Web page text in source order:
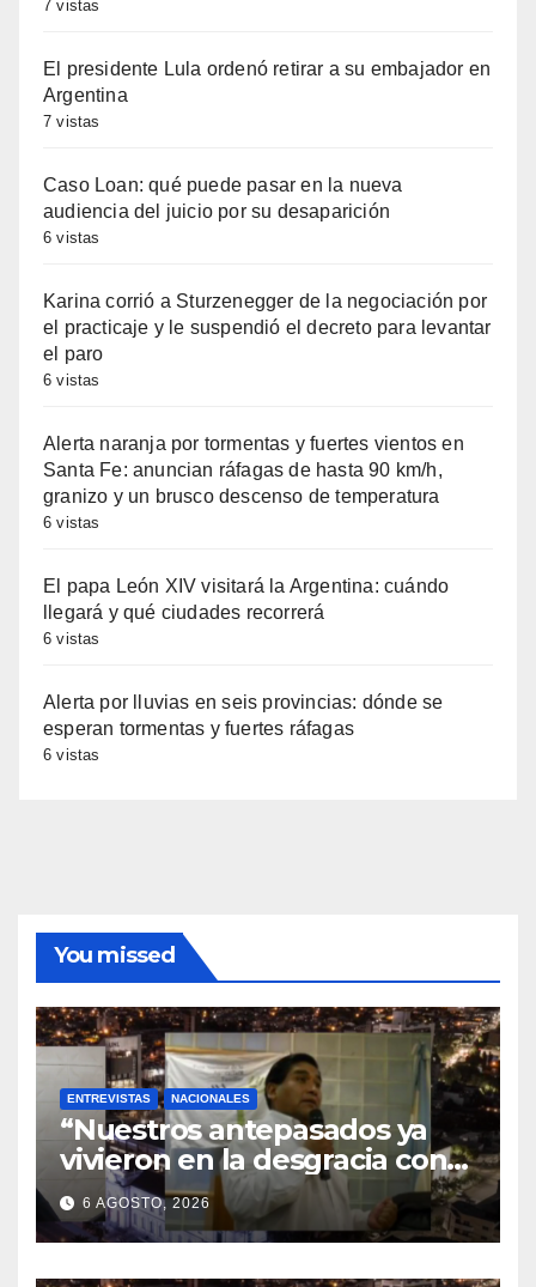
7 vistas
El presidente Lula ordenó retirar a su embajador en
Argentina
7 vistas
Caso Loan: qué puede pasar en la nueva
audiencia del juicio por su desaparición
6 vistas
Karina corrió a Sturzenegger de la negociación por
el practicaje y le suspendió el decreto para levantar
el paro
6 vistas
Alerta naranja por tormentas y fuertes vientos en
Santa Fe: anuncian ráfagas de hasta 90 km/h,
granizo y un brusco descenso de temperatura
6 vistas
El papa León XIV visitará la Argentina: cuándo
llegará y qué ciudades recorrerá
6 vistas
Alerta por lluvias en seis provincias: dónde se
esperan tormentas y fuertes ráfagas
6 vistas
You missed
ENTREVISTAS NACIONALES
“Nuestros antepasados ya
vivieron en la desgracia con
la Forestal algo que quizás se
repita”
6 AGOSTO, 2026